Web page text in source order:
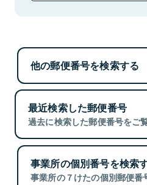
他の郵便番号を検索する
最近検索した郵便番号
過去に検索した郵便番号をご
事業所の個別番号を検索
事業所の７けたの個別郵便番